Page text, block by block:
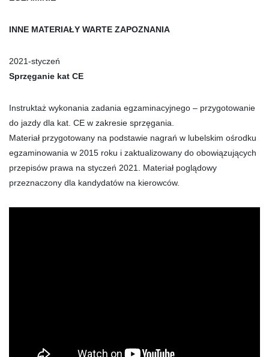
INNE MATERIAŁY WARTE ZAPOZNANIA
2021-styczeń
Sprzęganie kat CE
Instruktaż wykonania zadania egzaminacyjnego – przygotowanie
do jazdy dla kat. CE w zakresie sprzęgania.
Materiał przygotowany na podstawie nagrań w lubelskim ośrodku
egzaminowania w 2015 roku i zaktualizowany do obowiązujących
przepisów prawa na styczeń 2021. Materiał poglądowy
przeznaczony dla kandydatów na kierowców.